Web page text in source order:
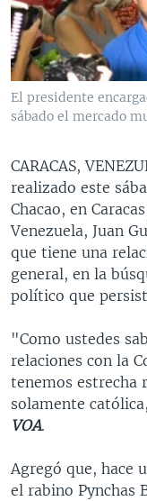
VENEZUELA
BRASIL
NICARAGUA
ECONOMÍA
TECNOLOGÍA
DEPORTES
MULTIMEDIA
VIDEOS
FOTOGRAFÍA
AUDIOS
PROGRAMAS TV
EL MUNDO AL DÍA
FORO
LAS CLAVES
PANORAMA
RADIO
AVANCE
BUENOS DÍAS
ESTADOS UNIDOS
EL MUNDO AL DÍA
FORO [RADIO]
DEPORTIVO
NOTA ECONÓMICA
DIRECT
Learning English
El presidente
sábado el mercado
CARACAS,
realizado este
Chacao, en
Venezuela, Juan
que tiene una
general, en la
político que
"Como ustedes
relaciones con la
tenemos estrecha
solamente
VOA.
Agregó que, hace
el rabino Pynchas